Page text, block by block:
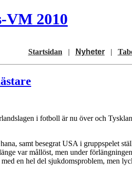
VM 2010
Startsidan | Nyheter|
i fotboll är nu över och
samt besegrat USA i gruppspelet
var mållöst, men under
en hel del sjukdomsproblem, men